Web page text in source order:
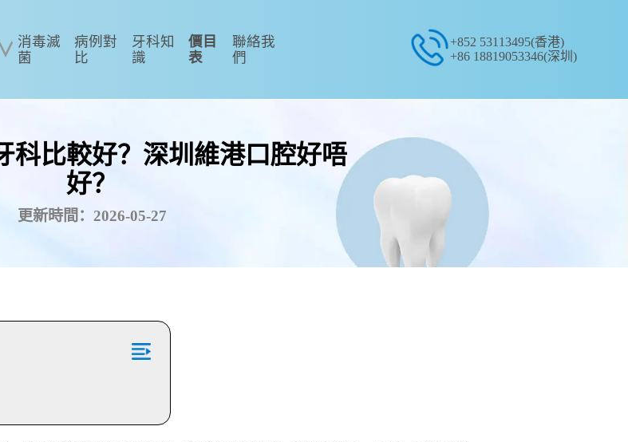
消毒滅
菌
病例對
比
牙科知
識
價目
表
聯絡我
們
+852 53113495(香港)
+86 18819053346(深圳)
科比較好？深圳維港口腔好唔
好？
更新時間：2026-05-27